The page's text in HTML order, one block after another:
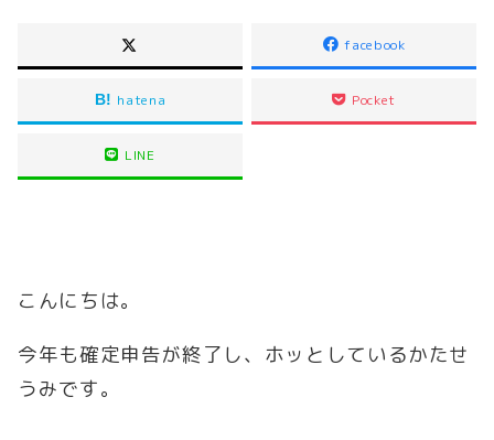
facebook
hatena Pocket
LINE
こんにちは。
今年も確定申告が終了し、ホッとしているかたせ
うみです。